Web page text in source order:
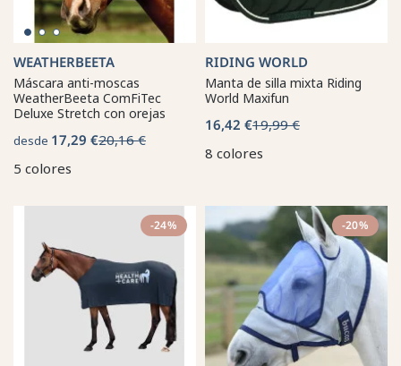
WEATHERBEETA
Máscara anti-moscas
WeatherBeeta ComFiTec
Deluxe Stretch con orejas
desde 17,29 €20,16 €
5 colores
RIDING WORLD
Manta de silla mixta Riding
World Maxifun
16,42 €19,99 €
8 colores
-24% -20%